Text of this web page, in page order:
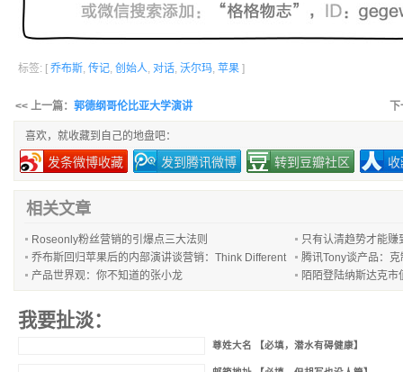
标签: [ 乔布斯, 传记, 创始人, 对话, 沃尔玛, 苹果 ]
<< 上一篇： 郭德纲哥伦比亚大学演讲
喜欢，就收藏到自己的地盘吧：
发条微博收藏 发到腾讯微博 转到豆瓣社区
相关文章
Roseonly粉丝营销的引爆点三大法则
只有认清趋势才能赚
乔布斯回归苹果后的内部演讲谈营销：Think Different
腾讯Tony谈产品：
产品世界观：你不知道的张小龙
陌陌登陆纳斯达克市
我要扯淡：
尊姓大名 【必填，潜水有碍健康】